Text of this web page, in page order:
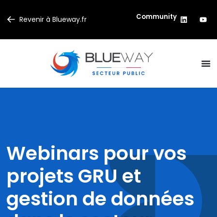
Revenir à Blueway.fr Community
Webinars pour vos
projets GRU et
gestion de données